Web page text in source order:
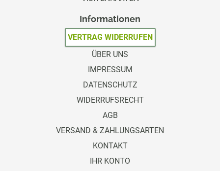
Informationen
VERTRAG WIDERRUFEN
ÜBER UNS
IMPRESSUM
DATENSCHUTZ
WIDERRUFSRECHT
AGB
VERSAND & ZAHLUNGSARTEN
KONTAKT
IHR KONTO